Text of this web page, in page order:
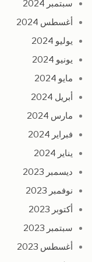
سبتمبر 2024
أغسطس 2024
يوليو 2024
يونيو 2024
مايو 2024
أبريل 2024
مارس 2024
فبراير 2024
يناير 2024
ديسمبر 2023
نوفمبر 2023
أكتوبر 2023
سبتمبر 2023
أغسطس 2023